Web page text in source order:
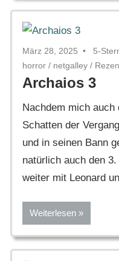
März 28, 2025 5-
horror / netgalley /
Archaios 3
Nachdem mich auch
Schatten der
und in seinen Bann
natürlich auch den
weiter mit Leonard
Weiterlesen